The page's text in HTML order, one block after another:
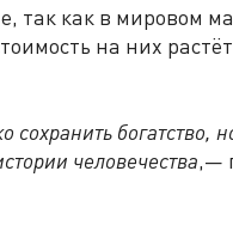
так как в мировом
на них
сохранить богатство,
человечества,—